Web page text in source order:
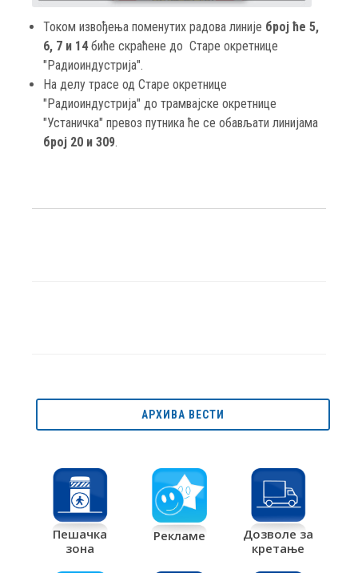
Током извођења поменутих радова линије број ће 5,
6, 7 и 14биће скраћене до Старе окретнице
"Радиоиндустрија".
На делу трасе од Старе окретнице
"Радиоиндустрија" до трамвајске окретнице
"Устаничка" превоз путника ће се обављати линијама
број 20 и 309.
АРХИВА ВЕСТИ
Пешачка
зона
Рекламе
Дозволе за
кретање